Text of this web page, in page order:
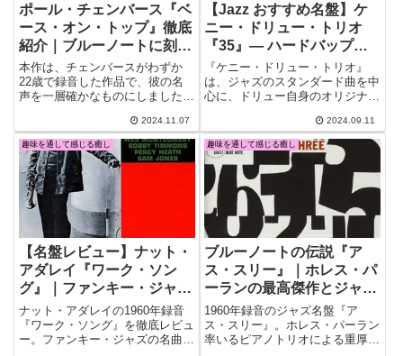
ポール・チェンバース『ベ
ース・オン・トップ』徹底
紹介｜ブルーノートに刻ま
れたジャズ・ベースの真髄
本作は、チェンバースがわずか
22歳で録音した作品で、彼の名
声を一層確かなものにしました。
向上させた彼のプレイスタイル
は、今でもジャズ・ベーシストた
ちに影響を与え続けています。
2024.11.07
【Jazz おすすめ名盤】ケ
ニー・ドリュー・トリオ
『35』— ハードバップ黄
金期を彩るピアノトリオの
傑作
『ケニー・ドリュー・トリオ』
は、ジャズのスタンダード曲を中
心に、ドリュー自身のオリジナル
が魅力です。各楽曲が、スウィン
グ感に溢れ、個々のメンバーの高
度なテクニックが光ります。特に
注目すべきは、デューク・エリン
トンやセロニアス・モンクといっ
た巨匠たち スイングジャーナル
誌選定ゴールドディスク
2024.09.11
趣味を通して感じる癒し
【名盤レビュー】ナット・
アダレイ『ワーク・ソン
グ』｜ファンキー・ジャズ
の金字塔がもたらす癒しと
熱気【1960年録音】
ナット・アダレイの1960年録音
『ワーク・ソング』を徹底レビュ
ー。ファンキー・ジャズの名曲を
趣味を通して感じる癒し
ブルーノートの伝説『ア
ス・スリー』｜ホレス・パ
ーランの最高傑作とジャズ
黄金期の魅力を徹底解説！
【癒しのジャズ名盤】
1960年録音のジャズ名盤『ア
ス・スリー』。ホレス・パーラン
率いるピアノトリオによる重厚な